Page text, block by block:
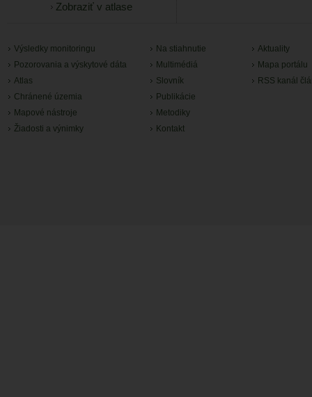
Zobraziť v atlase
Výsledky monitoringu
Pozorovania a výskytové dáta
Atlas
Chránené územia
Mapové nástroje
Žiadosti a výnimky
Na stiahnutie
Multimédiá
Slovník
Publikácie
Metodiky
Kontakt
Aktuality
Mapa portálu
RSS kanál